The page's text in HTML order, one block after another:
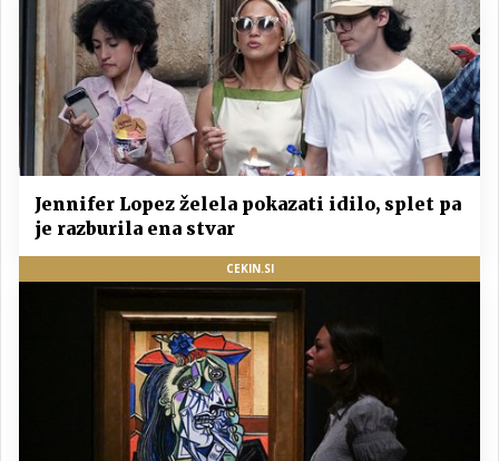
Jennifer Lopez želela pokazati idilo, splet pa
je razburila ena stvar
CEKIN.SI